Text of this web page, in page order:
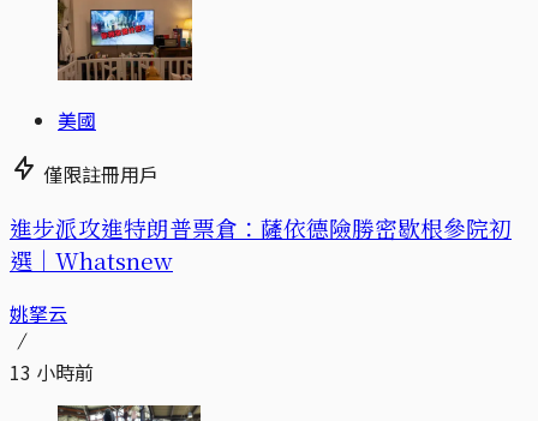
美國
僅限註冊用戶
進步派攻進特朗普票倉：薩依德險勝密歇根參院初
選｜Whatsnew
姚拏云
13 小時前